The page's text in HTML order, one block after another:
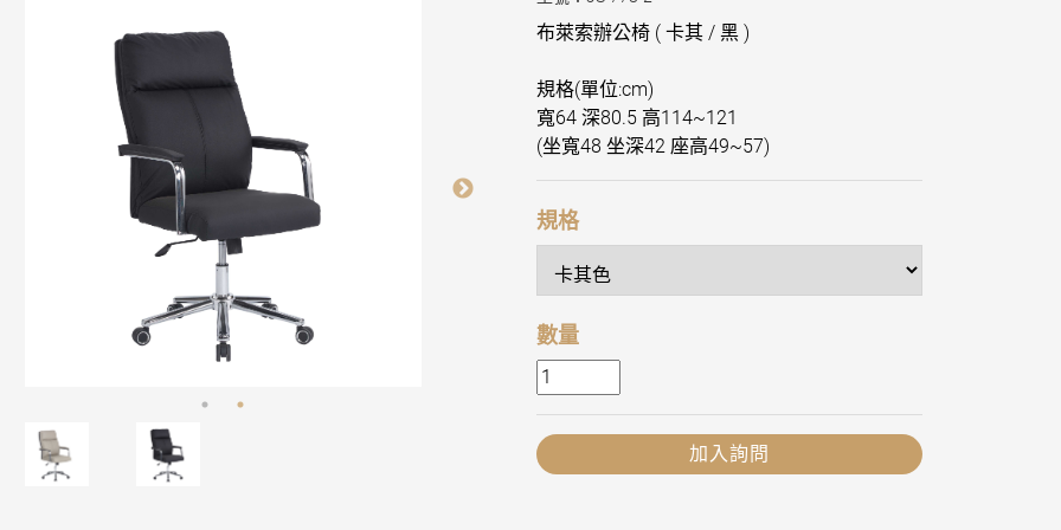
布萊索辦公椅 ( 卡其 / 黑 )
規格(單位:cm)
寬64 深80.5 高114~121
(坐寬48 坐深42 座高49~57)
規格
數量
加入詢問